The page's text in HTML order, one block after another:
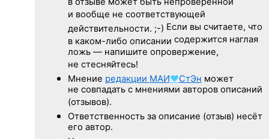
в отзыве может быть непроверенной
и вообще не соответствующей
действительности. ;-) Если вы считаете, что
в каком-либо описании содержится наглая
ложь — напишите опровержение,
не стесняйтесь!
Мнение редакции МАИ♥СтЭн может
не совпадать с мнениями авторов описаний
(отзывов).
Ответственность за описание (отзыв) несёт
его автор.